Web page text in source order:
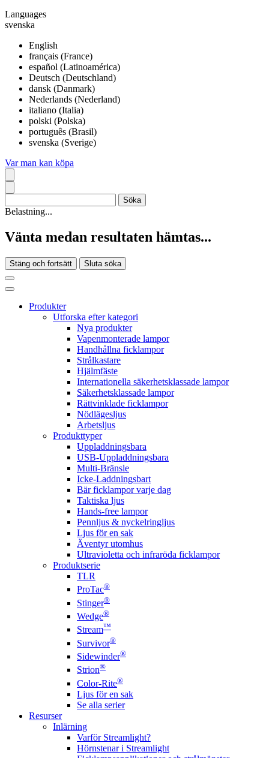
Languages
svenska
English
français (France)
español (Latinoamérica)
Deutsch (Deutschland)
dansk (Danmark)
Nederlands (Nederland)
italiano (Italia)
polski (Polska)
português (Brasil)
svenska (Sverige)
Var man kan köpa
Belastning...
Vänta medan resultaten hämtas...
Stäng och fortsätt Sluta söka
Produkter
Utforska efter kategori
Nya produkter
Vapenmonterade lampor
Handhållna ficklampor
Strålkastare
Hjälmfäste
Internationella säkerhetsklassade lampor
Säkerhetsklassade lampor
Rättvinklade ficklampor
Nödlägesljus
Arbetsljus
Produkttyper
Uppladdningsbara
USB-Uppladdningsbara
Multi-Bränsle
Icke-Laddningsbart
Bär ficklampor varje dag
Taktiska ljus
Hands-free lampor
Pennljus & nyckelringljus
Ljus för en sak
Äventyr utomhus
Ultravioletta och infraröda ficklampor
Produktserie
TLR
ProTac®
Stinger®
Wedge®
Stream™
Survivor®
Sidewinder®
Strion®
Color-Rite®
Ljus för en sak
Se alla serier
Resurser
Inlärning
Varför Streamlight?
Hörnstenar i Streamlight